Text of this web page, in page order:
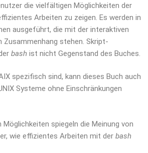
die vielfältigen Möglichkeiten der
Arbeiten zu zeigen. Es werden in
ausgeführt, die mit der interaktiven
Zusammenhang stehen. Skript-
bash ist nicht Gegenstand des Buches.
spezifisch sind, kann dieses Buch auch
Systeme ohne Einschränkungen
Möglichkeiten spiegeln die Meinung von
wie effizientes Arbeiten mit der bash